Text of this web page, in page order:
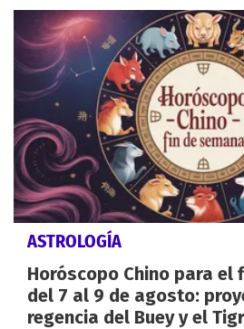
ASTROLOGÍA
Horóscopo Chino para el
del 7 al 9 de agosto:
regencia del Buey y el